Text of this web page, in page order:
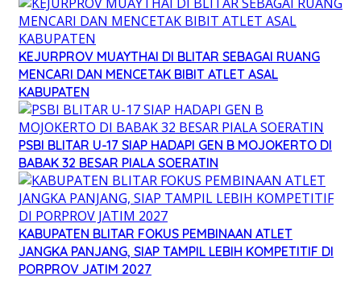
KEJURPROV MUAYTHAI DI BLITAR SEBAGAI RUANG
MENCARI DAN MENCETAK BIBIT ATLET ASAL
KABUPATEN
PSBI BLITAR U-17 SIAP HADAPI GEN B MOJOKERTO DI
BABAK 32 BESAR PIALA SOERATIN
KABUPATEN BLITAR FOKUS PEMBINAAN ATLET
JANGKA PANJANG, SIAP TAMPIL LEBIH KOMPETITIF DI
PORPROV JATIM 2027